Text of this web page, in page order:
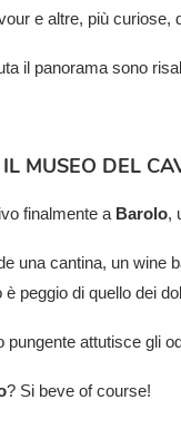
e altre, più curiose,
il panorama sono
MUSEO DEL
finalmente a Barolo,
una cantina, un wine
è peggio di quello dei
pungente attutisce gli
? Si beve of course!